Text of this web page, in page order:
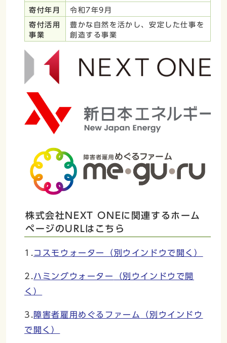
寄付年月 令和7年9月
寄付活用
事業
豊かな自然を活かし、安定した仕事を
創造する事業
株式会社NEXT ONEに関連するホーム
ページのURLはこちら
1. コスモウォーター （別ウインドウで開く）
2. ハミングウォーター
（別ウインドウで開
く）
3. 障害者雇用めぐるファーム
（別ウインドウ
で開く）